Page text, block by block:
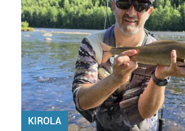
KIROLA